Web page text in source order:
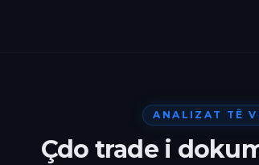
ANALIZAT TË
Çdo trade i